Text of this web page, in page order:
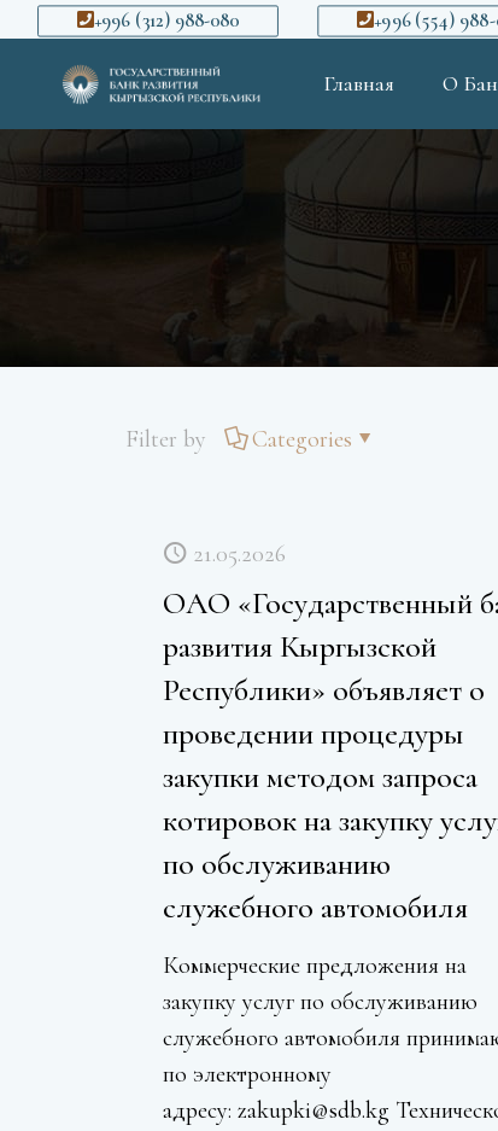
+996 (312) 988-080 +996 (554)
Главная О
Filter by Categories
21.05.2026
ОАО «Государственный
развития Кыргызской
Республики» объявляет о
проведении процедуры
закупки методом запроса
котировок на закупку
по обслуживанию
служебного автомобиля
Коммерческие предложения на
закупку услуг по обслуживанию
служебного автомобиля
по электронному
адресу: zakupki@sdb.kg